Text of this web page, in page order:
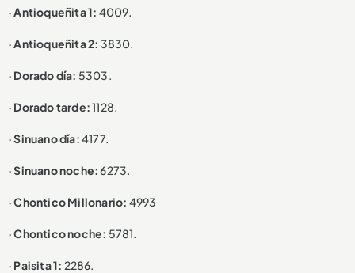
· Antioqueñita 1: 4009.
· Antioqueñita 2: 3830.
· Dorado día: 5303.
· Dorado tarde:1128.
· Sinuano día:4177.
· Sinuano noche:6273.
· Chontico Millonario: 4993
· Chontico noche: 5781.
· Paisita 1: 2286.